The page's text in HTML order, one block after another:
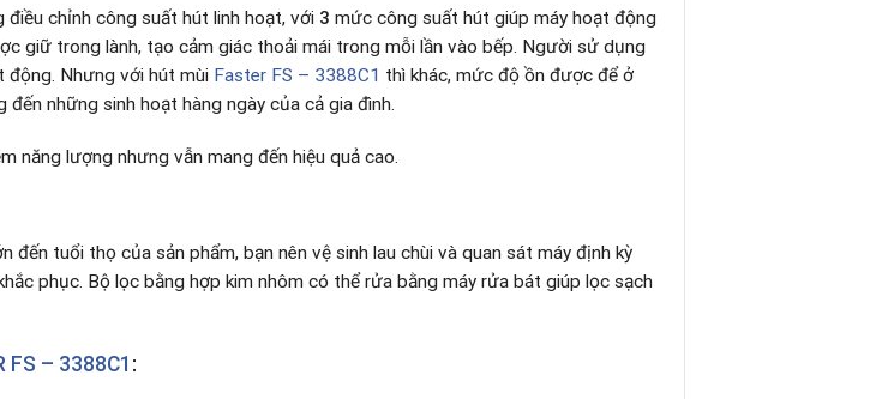
điều chỉnh công suất hút linh hoạt, với 3 mức công suất hút giúp máy hoạt động
giữ trong lành, tạo cảm giác thoải mái trong mỗi lần vào bếp. Người sử dụng
động. Nhưng với hút mùi Faster FS – 3388C1 thì khác, mức độ ồn được để ở
đến những sinh hoạt hàng ngày của cả gia đình.
năng lượng nhưng vẫn mang đến hiệu quả cao.
tuổi thọ của sản phẩm, bạn nên vệ sinh lau chùi và quan sát máy định kỳ
phục. Bộ lọc bằng hợp kim nhôm có thể rửa bằng máy rửa bát giúp lọc sạch
FS – 3388C1 :